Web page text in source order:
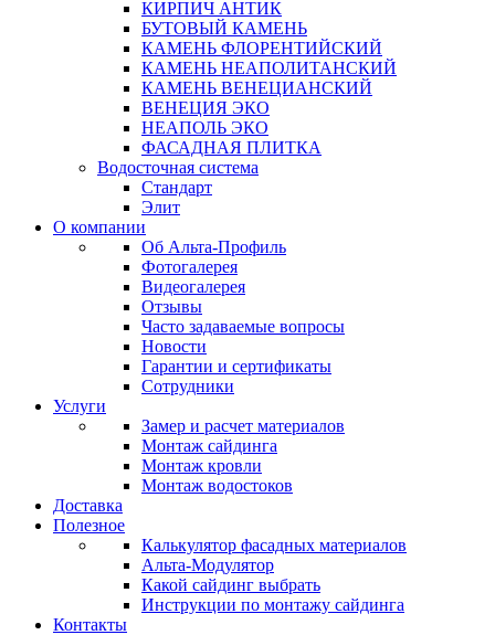
КИРПИЧ АНТИК
БУТОВЫЙ КАМЕНЬ
КАМЕНЬ ФЛОРЕНТИЙСКИЙ
КАМЕНЬ НЕАПОЛИТАНСКИЙ
КАМЕНЬ ВЕНЕЦИАНСКИЙ
ВЕНЕЦИЯ ЭКО
НЕАПОЛЬ ЭКО
ФАСАДНАЯ ПЛИТКА
Водосточная система
Стандарт
Элит
О компании
Об Альта-Профиль
Фотогалерея
Видеогалерея
Отзывы
Часто задаваемые вопросы
Новости
Гарантии и сертификаты
Сотрудники
Услуги
Замер и расчет материалов
Монтаж сайдинга
Монтаж кровли
Монтаж водостоков
Доставка
Полезное
Калькулятор фасадных материалов
Альта-Модулятор
Какой сайдинг выбрать
Инструкции по монтажу сайдинга
Контакты